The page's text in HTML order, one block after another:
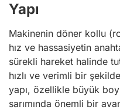
Yapı
Makinenin döner kollu
hız ve hassasiyetin
sürekli hareket halinde
hızlı ve verimli bir
yapı, özellikle büyük
sarımında önemli bir